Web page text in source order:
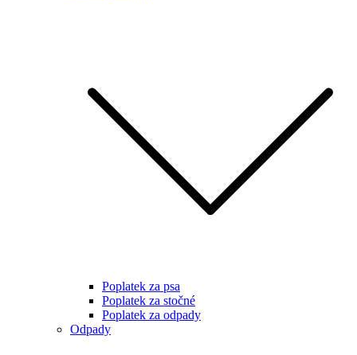
Poplatek za psa
Poplatek za stočné
Poplatek za odpady
Odpady